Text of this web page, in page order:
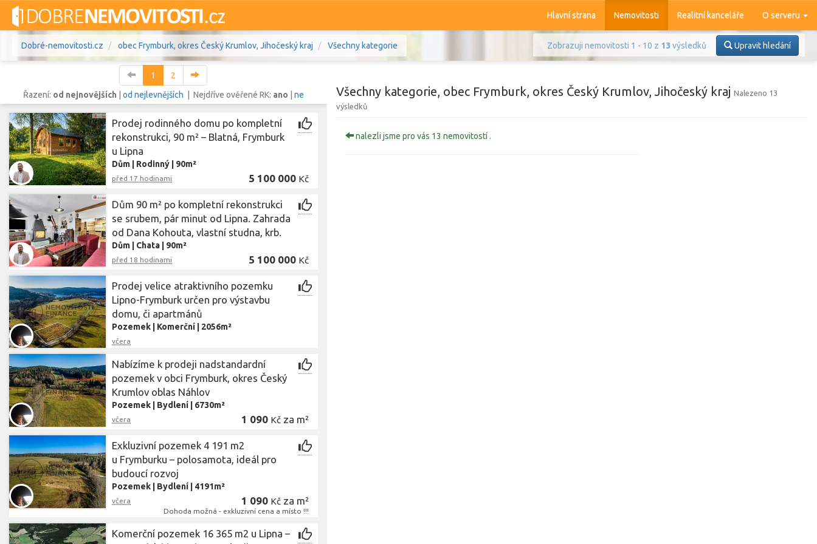
Hlavní strana Nemovitosti Realitní kanceláře O serveru
Zobrazuji nemovitosti 1 - 10 z 13 výsledků Upravit hledání
Dobré-nemovitosti.cz obec Frymburk, okres Český Krumlov, Jihočeský kraj Všechny kategorie
Vše Byty Domy Pozemky Komerční Ostatní
Lokalita obec Frymburk
Lokalita
Cena
1
2
Řazení: od nejnovějších od nejlevnějších | Nejdříve ověřené RK: ano ne
Prodej rodinného domu po kompletní
rekonstrukci, 90 m² – Blatná, Frymburk
u Lipna
Dům Rodinný 90m²
před 17 hodinami 5 100 000 Kč
Dům 90 m² po kompletní rekonstrukci
se srubem, pár minut od Lipna. Zahrada
od Dana Kohouta, vlastní studna, krb.
Dům Chata 90m²
před 18 hodinami 5 100 000 Kč
Prodej velice atraktivního pozemku
Lipno-Frymburk určen pro výstavbu
domu, či apartmánů
Pozemek Komerční 2056m²
včera
Nabízíme k prodeji nadstandardní
pozemek v obci Frymburk, okres Český
Krumlov oblas Náhlov
Pozemek Bydlení 6730m²
včera 1 090 Kč za m²
Exkluzivní pozemek 4 191 m2
u Frymburku – polosamota, ideál pro
budoucí rozvoj
Pozemek Bydlení 4191m²
včera 1 090 Kč za m²
Dohoda možná - exkluzivní cena a místo !!!
Komerční pozemek 16 365 m2 u Lipna –
Všechny kategorie, obec Frymburk, okres Český Krumlov, Jihočeský kraj Nalezeno 13
výsledků
nalezli jsme pro vás 13 nemovitostí .